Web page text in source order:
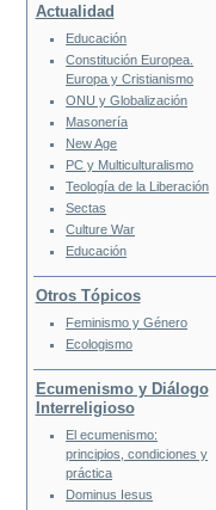
Actualidad
Educación
Constitución Europea.
Europa y Cristianismo
ONU y Globalización
Masonería
New Age
PC y Multiculturalismo
Teología de la Liberación
Sectas
Culture War
Educación
Otros Tópicos
Feminismo y Género
Ecologismo
Ecumenismo y Diálogo
Interreligioso
El ecumenismo:
principios, condiciones y
práctica
Dominus Iesus